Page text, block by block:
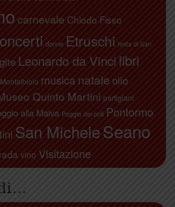
carnevale Chiodo Fisso
donne Etruschi festa di San
gite Leonardo da Vinci libri
Montalbiolo musica natale olio
Quinto Martini partigiani
alla Malva Poggio dei colli Pontormo
San MicheleSeano
vino Visitazione